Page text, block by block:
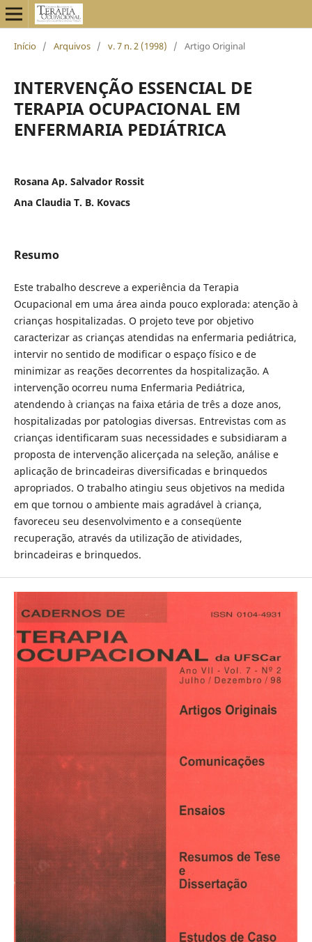
Início / Arquivos / v. 7 n. 2 (1998) / Artigo Original
INTERVENÇÃO ESSENCIAL DE
TERAPIA OCUPACIONAL EM
ENFERMARIA PEDIÁTRICA
Rosana Ap. Salvador Rossit
Ana Claudia T. B. Kovacs
Resumo
Este trabalho descreve a experiência da Terapia
Ocupacional em uma área ainda pouco explorada: atenção à
crianças hospitalizadas. O projeto teve por objetivo
caracterizar as crianças atendidas na enfermaria pediátrica,
intervir no sentido de modificar o espaço físico e de
minimizar as reações decorrentes da hospitalização. A
intervenção ocorreu numa Enfermaria Pediátrica,
atendendo à crianças na faixa etária de três a doze anos,
hospitalizadas por patologias diversas. Entrevistas com as
crianças identificaram suas necessidades e subsidiaram a
proposta de intervenção alicerçada na seleção, análise e
aplicação de brincadeiras diversificadas e brinquedos
apropriados. O trabalho atingiu seus objetivos na medida
em que tornou o ambiente mais agradável à criança,
favoreceu seu desenvolvimento e a conseqüente
recuperação, através da utilização de atividades,
brincadeiras e brinquedos.